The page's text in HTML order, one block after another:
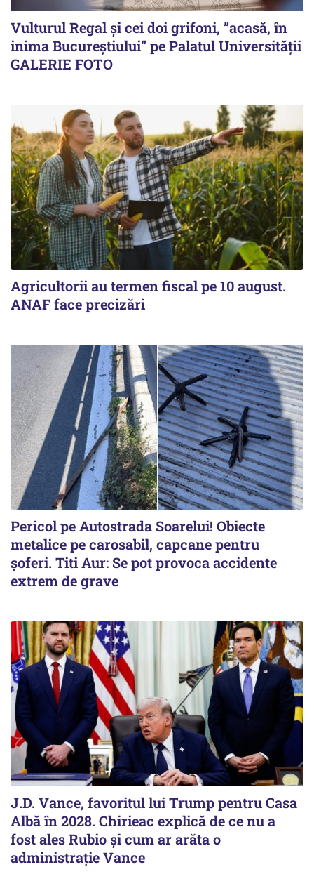
Vulturul Regal și cei doi grifoni, ”acasă, în
inima Bucureștiului” pe Palatul Universității
GALERIE FOTO
Agricultorii au termen fiscal pe 10 august.
ANAF face precizări
Pericol pe Autostrada Soarelui! Obiecte
metalice pe carosabil, capcane pentru
șoferi. Titi Aur: Se pot provoca accidente
extrem de grave
J.D. Vance, favoritul lui Trump pentru Casa
Albă în 2028. Chirieac explică de ce nu a
fost ales Rubio și cum ar arăta o
administrație Vance